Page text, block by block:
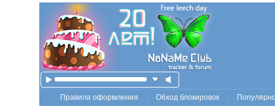
Правила оформления Обход блокировок